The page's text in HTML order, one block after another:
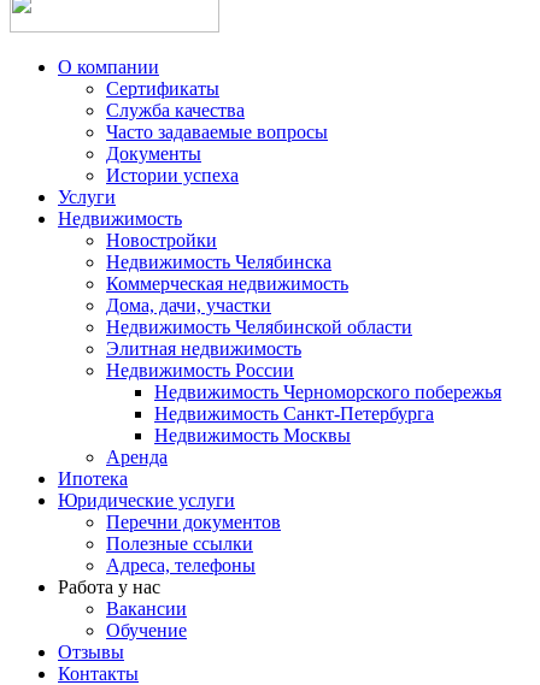
О компании
Сертификаты
Служба качества
Часто задаваемые вопросы
Документы
Истории успеха
Услуги
Недвижимость
Новостройки
Недвижимость Челябинска
Коммерческая недвижимость
Дома, дачи, участки
Недвижимость Челябинской области
Элитная недвижимость
Недвижимость России
Недвижимость Черноморского побережья
Недвижимость Санкт-Петербурга
Недвижимость Москвы
Аренда
Ипотека
Юридические услуги
Перечни документов
Полезные ссылки
Адреса, телефоны
Работа у нас
Вакансии
Обучение
Отзывы
Контакты